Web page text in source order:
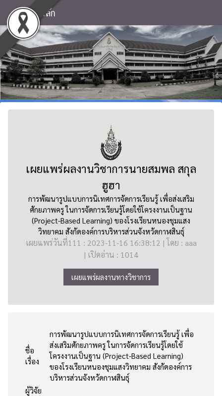
หน้าหลัก
เผยแพร่ผลงานวิชาการนายสมพล สกุล
ฮูฮา
การพัฒนารูปแบบการนิเทศการจัดการเรียนรู้ เพื่อส่งเสริม
ศักยภาพครู ในการจัดการเรียนรู้โดยใช้โครงงานเป็นฐาน
(Project-Based Learning) ของโรงเรียนหนองชุมแสง
วิทยาคม สังกัดองค์การบริหารส่วนจังหวัดกาฬสินธุ์
เผยแพร่วันที่111 : 2023-11-16 16:38:12 | โดย : aaa
| เปิดอ่าน : 1014
เผยแพร่ผลงานทางวิชาการ
ชื่อ
เรื่อง
การพัฒนารูปแบบการนิเทศการจัดการเรียนรู้ เพื่อ
ส่งเสริมศักยภาพครู ในการจัดการเรียนรู้โดยใช้
โครงงานเป็นฐาน (Project-Based Learning)
ของโรงเรียนหนองชุมแสงวิทยาคม สังกัดองค์การ
บริหารส่วนจังหวัดกาฬสินธุ์
ผู้วิจัย